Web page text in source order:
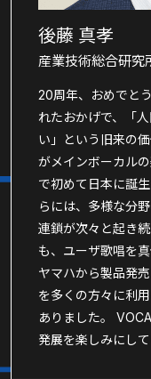
後藤 真孝
産業技術総合研究
20周年、おめでと
れたおかげで、「
い」という旧来の
がメインボーカル
で初めて日本に誕
らには、多様な分
連鎖が次々と起き
も、ユーザ歌唱を
ヤマハから製品発
を多くの方々に利
ありました。
発展を楽しみにして